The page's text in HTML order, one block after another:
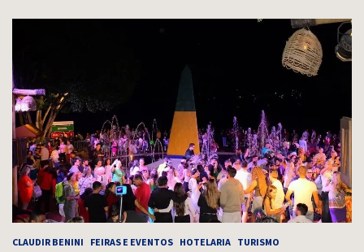
CLAUDIR BENINI FEIRAS E EVENTOS HOTELARIA TURISMO